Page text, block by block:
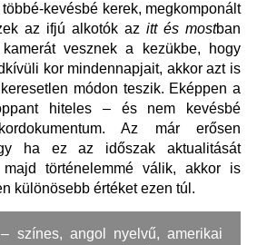
kevésbé kerek, megkomponált
az ifjú alkotók az itt és mostban
vesznek a kezükbe, hogy
kor mindennapjait, akkor azt is
módon teszik. Eképpen a
hiteles – és nem kevésbé
Az már erősen
ha ez az időszak aktualitását
történelemmé válik, akkor is
különösebb értéket ezen túl.
színes, angol nyelvű, amerikai